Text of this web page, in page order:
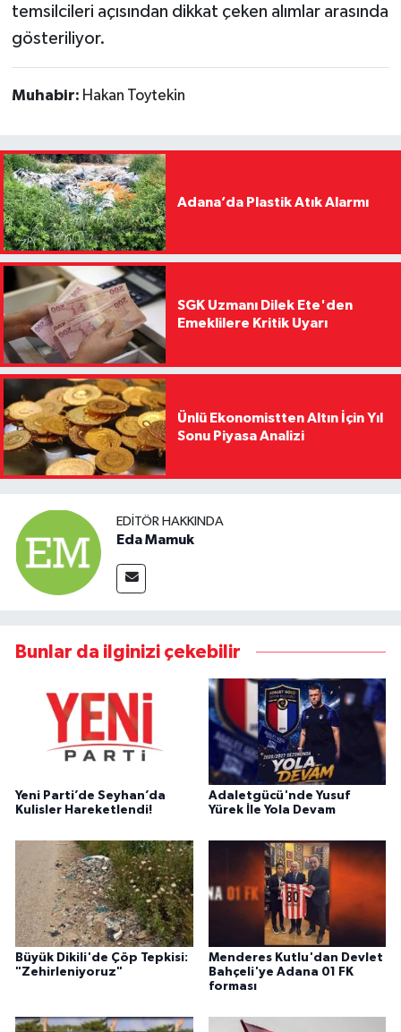
temsilcileri açısından dikkat çeken alımlar arasında
gösteriliyor.
Muhabir: Hakan Toytekin
Adana’da Plastik Atık Alarmı
SGK Uzmanı Dilek Ete'den
Emeklilere Kritik Uyarı
Ünlü Ekonomistten Altın İçin Yıl
Sonu Piyasa Analizi
EDITÖR HAKKINDA
Eda Mamuk
Bunlar da ilginizi çekebilir
Yeni Parti’de Seyhan’da
Kulisler Hareketlendi!
Adaletgücü'nde Yusuf
Yürek İle Yola Devam
Büyük Dikili'de Çöp Tepkisi:
"Zehirleniyoruz"
Menderes Kutlu'dan Devlet
Bahçeli'ye Adana 01 FK
forması